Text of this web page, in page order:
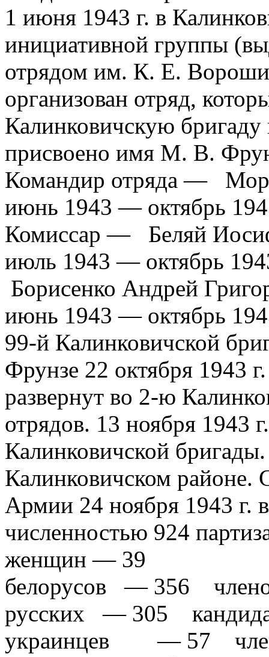
1 июня 1943 г. в
инициативной группы
отрядом им. К. Е.
организован отряд,
Калинковичскую
присвоено имя М. В.
Командир отряда —
июнь 1943 — октябрь
Комиссар — Беляй
июль 1943 — октябрь
Борисенко Андрей
июнь 1943 — октябрь
99-й Калинковичской
Фрунзе 22 октября 1943
развернут во 2-ю
отрядов. 13 ноября 1943
Калинковичской бригады.
Калинковичском районе.
Армии 24 ноября 1943 г.
численностью 924
женщин — 39
белорусов — 356
русских — 305
украинцев — 57